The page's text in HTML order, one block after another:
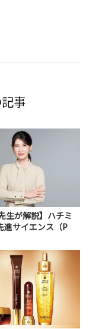
事
生が解説】ハチミ
進サイエンス（P